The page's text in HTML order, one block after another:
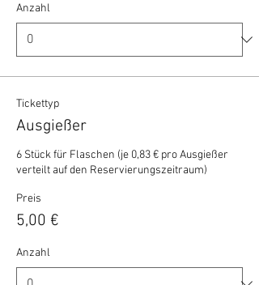
Anzahl
Tickettyp
Ausgießer
6 Stück für Flaschen (je 0,83 € pro Ausgießer
verteilt auf den Reservierungszeitraum)
Preis
5,00 €
Anzahl